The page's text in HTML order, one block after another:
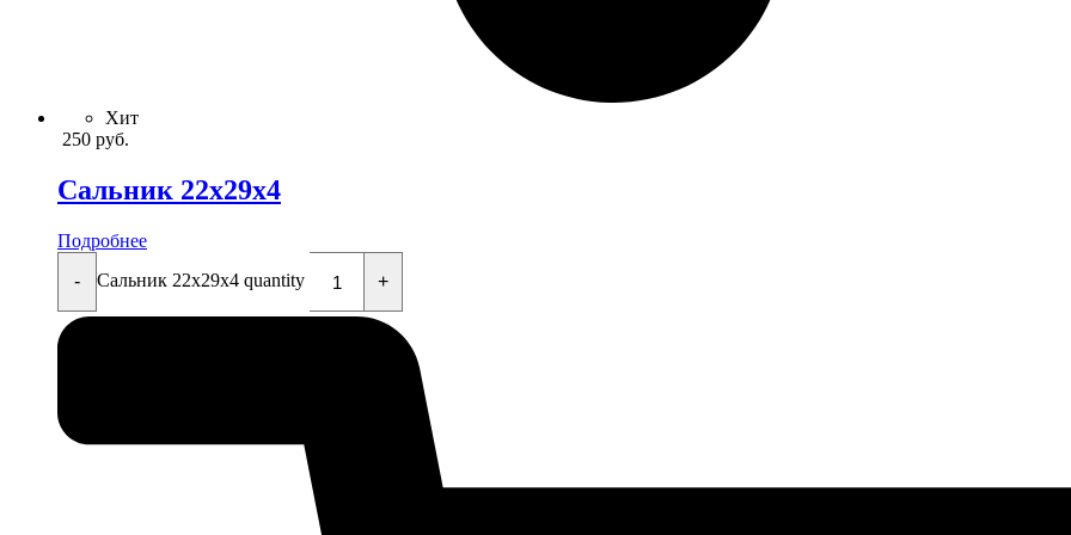
Хит
250 руб.
Сальник 22x29x4
Подробнее
-
Сальник 22x29x4 quantity +